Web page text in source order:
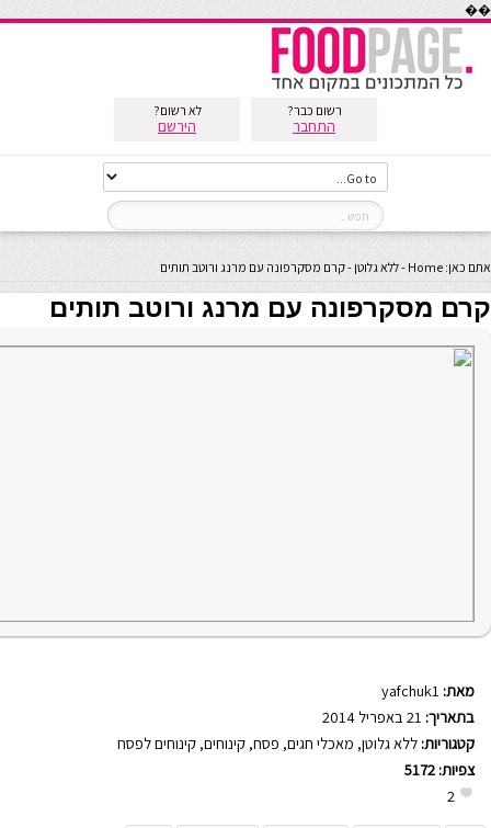
��
רשום כבר?
התחבר
לא רשום?
הירשם
אתם כאן: Home
-ללא גלוטן-קרם מסקרפונה עם מרנג ורוטב תותים
קרם מסקרפונה עם מרנג ורוטב תותים
מאת: yafchuk1
בתאריך:
קטגוריות: ללא גלוטן, מאכלי חגים, פסח, קינוחים, קינוחים לפסח
צפיות: 5172
2